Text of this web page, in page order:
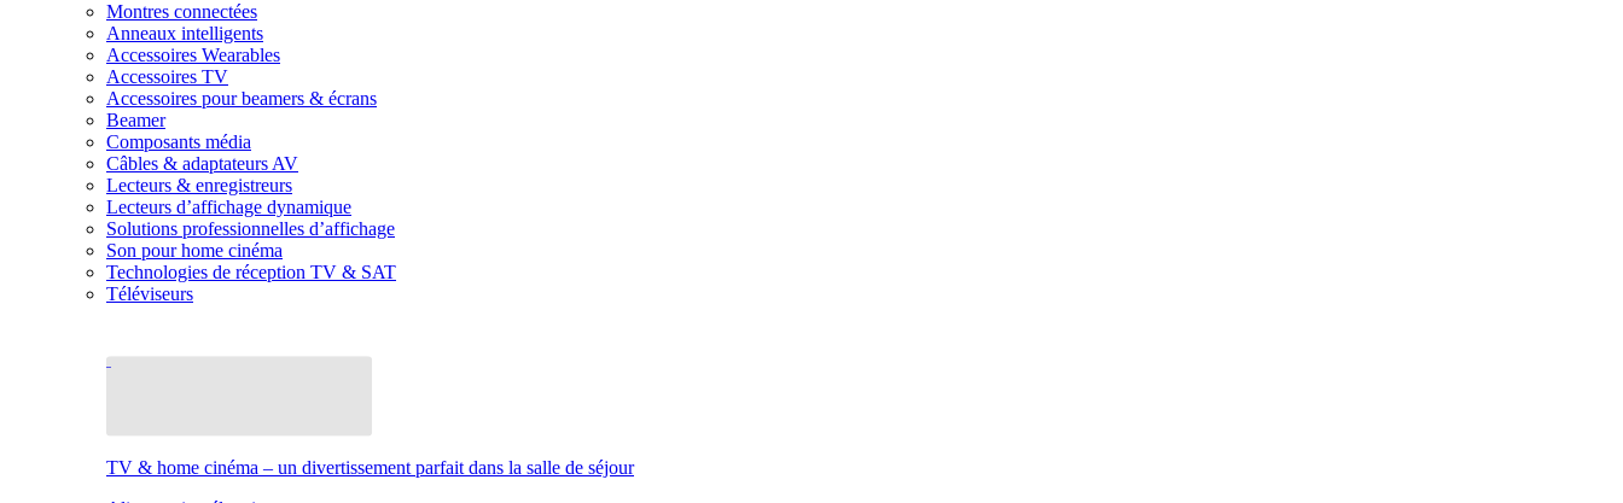
Montres connectées
Anneaux intelligents
Accessoires Wearables
Accessoires TV
Accessoires pour beamers & écrans
Beamer
Composants média
Câbles & adaptateurs AV
Lecteurs & enregistreurs
Lecteurs d’affichage dynamique
Solutions professionnelles d’affichage
Son pour home cinéma
Technologies de réception TV & SAT
Téléviseurs
TV & home cinéma – un divertissement parfait dans la salle de séjour